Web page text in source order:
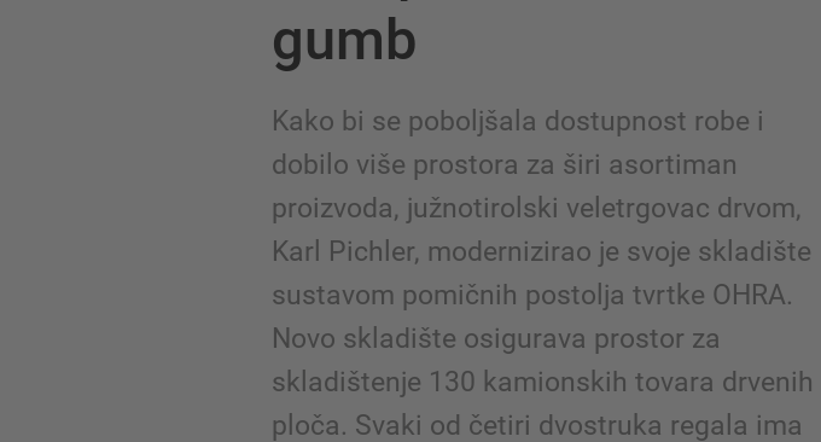
gumb
Kako bi se poboljšala dostupnost robe i
dobilo više prostora za širi asortiman
proizvoda, južnotirolski veletrgovac drvom,
Karl Pichler, modernizirao je svoje skladište
sustavom pomičnih postolja tvrtke OHRA.
Novo skladište osigurava prostor za
skladištenje 130 kamionskih tovara drvenih
ploča. Svaki od četiri dvostruka regala ima